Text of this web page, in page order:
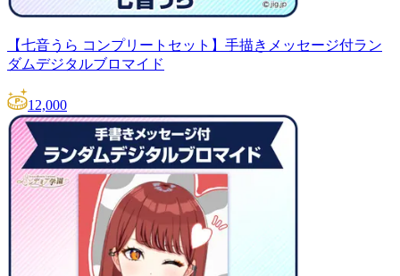
【七音うら コンプリートセット】手描きメッセージ付ラン
ダムデジタルブロマイド
12,000